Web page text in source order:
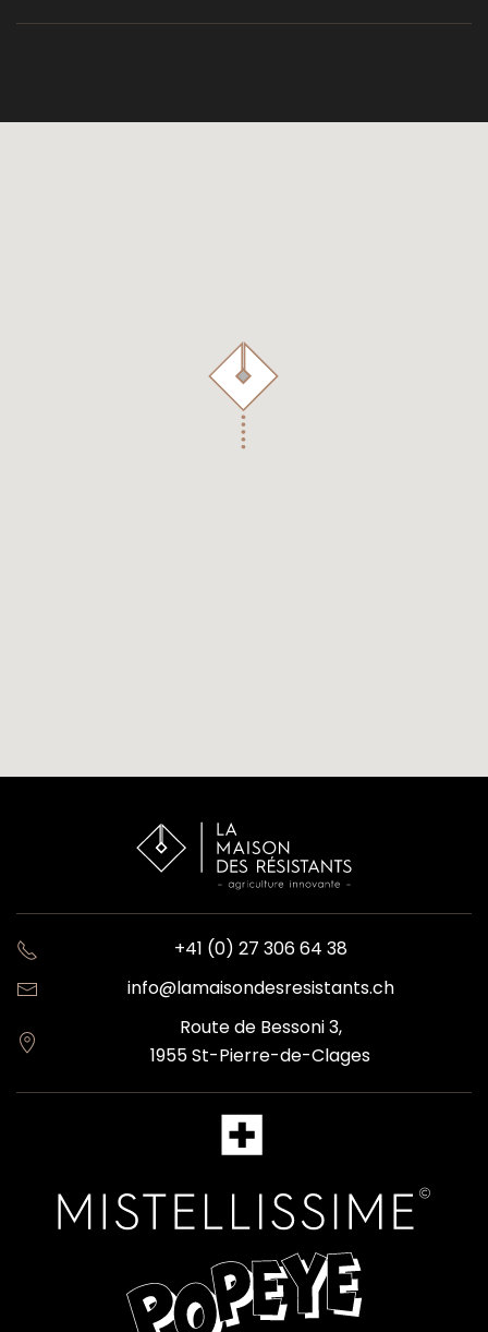
+41 (0) 27 306 64 38
info@lamaisondesresistants.ch
Route de Bessoni 3,
1955 St-Pierre-de-Clages